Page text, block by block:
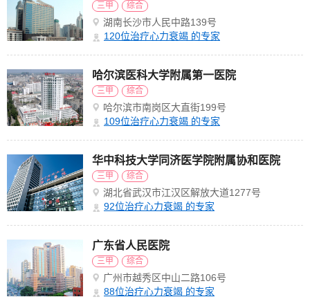
三甲 综合
湖南长沙市人民中路139号
120位治疗心力衰竭 的专家
哈尔滨医科大学附属第一医院
三甲 综合
哈尔滨市南岗区大直街199号
109位治疗心力衰竭 的专家
华中科技大学同济医学院附属协和医院
三甲 综合
湖北省武汉市江汉区解放大道1277号
92位治疗心力衰竭 的专家
广东省人民医院
三甲 综合
广州市越秀区中山二路106号
88位治疗心力衰竭 的专家